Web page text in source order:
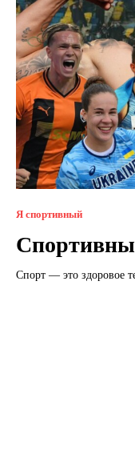
Я спортивный
Спорт — это здоровое